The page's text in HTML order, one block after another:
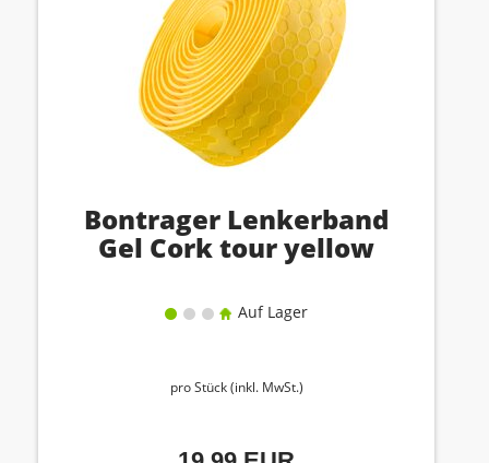
Bontrager Lenkerband
Gel Cork tour yellow
Auf Lager
pro Stück (inkl. MwSt.)